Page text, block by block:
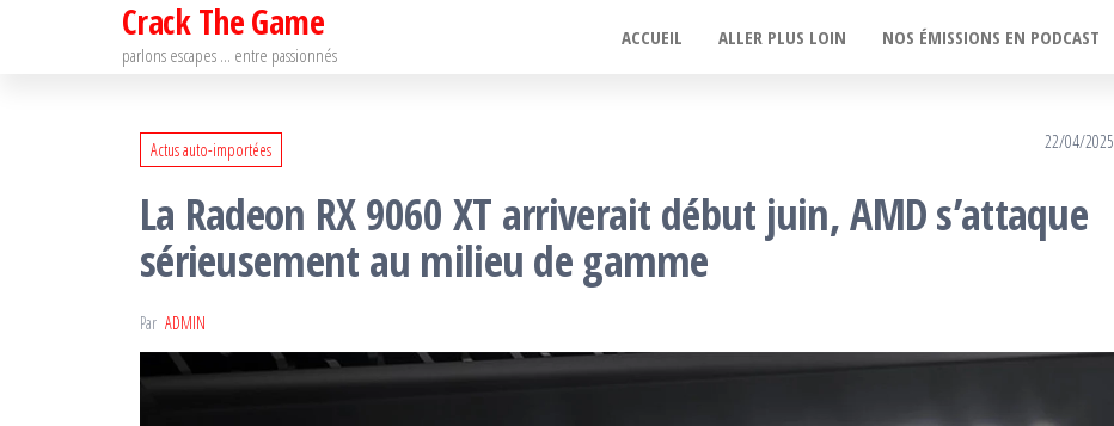
Crack The Game
parlons escapes … entre passionnés
ACCUEIL ALLER PLUS LOIN NOS ÉMISSIONS EN PODCAST
Actus auto-importées 22/04/2025
La Radeon RX 9060 XT arriverait début juin, AMD s’attaque
sérieusement au milieu de gamme
Par ADMIN